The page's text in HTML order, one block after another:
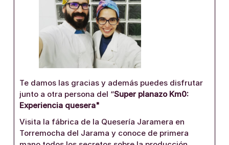
Te damos las gracias y además puedes disfrutar
junto a otra persona del “Super planazo Km0:
Experiencia quesera"
Visita la fábrica de la Quesería Jaramera en
Torremocha del Jarama y conoce de primera